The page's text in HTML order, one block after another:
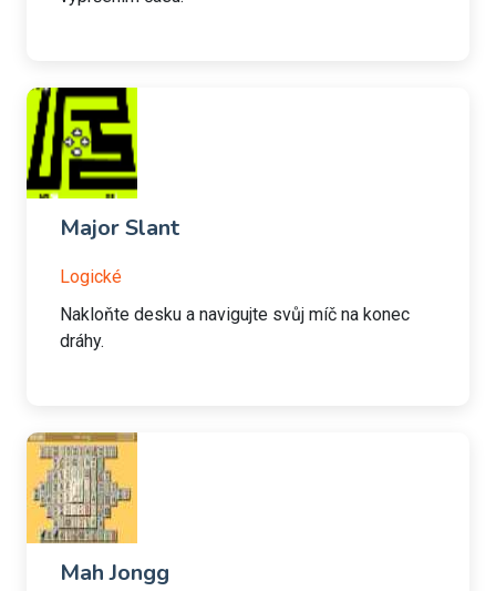
Major Slant
Logické
Nakloňte desku a navigujte svůj míč na konec
dráhy.
Mah Jongg